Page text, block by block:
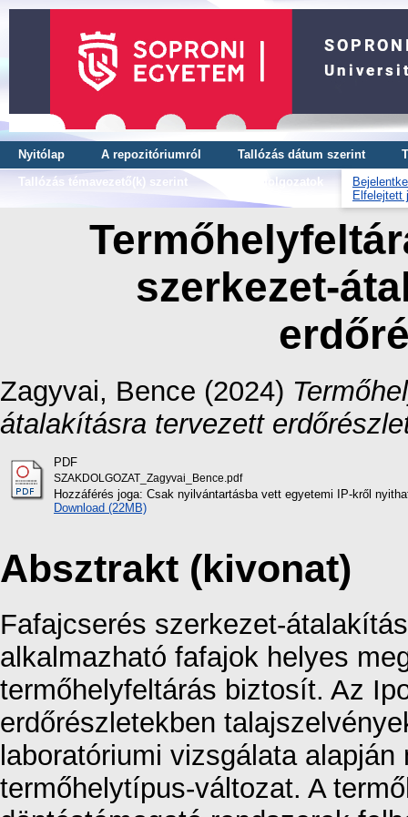
Nyitólap A repozitóriumról Tallózás dátum szerint
Tallózás témavezető(k) szerint
OTDK dolgozatok
Elfelejtett
szerkezet-
Zagyvai, Bence (2024)
átalakításra tervezett
PDF
SZAKDOLGOZAT_Zagyvai_Bence.pdf
Hozzáférés joga: Csak nyilvántartásba vett egyetemi IP-kről
Download (22MB)
Absztrakt (kivonat)
Fafajcserés szerkezet-
alkalmazható fafajok helyes
termőhelyfeltárás biztosít. Az
erdőrészletekben
laboratóriumi vizsgálata
termőhelytípus-változat. A